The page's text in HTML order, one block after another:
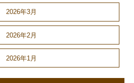
2026年3月
2026年2月
2026年1月